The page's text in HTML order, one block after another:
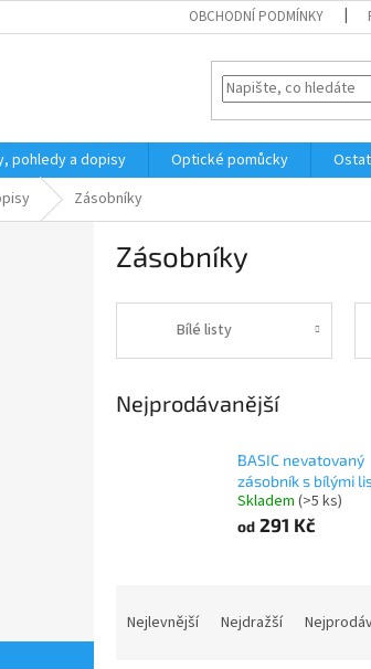
OBCHODNÍ PODMÍNKY
pohledy a dopisy Optické pomůcky
Zásobníky
Zásobníky
Bílé listy
Nejprodávanější
BASIC nevatovaný
zásobník s bílými
Skladem (>5 ks)
od 291 Kč
Nejlevnější Nejdražší